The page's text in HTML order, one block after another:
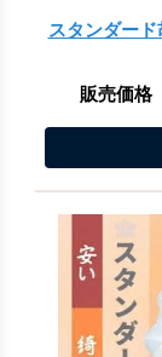
スタンダー
販売価格